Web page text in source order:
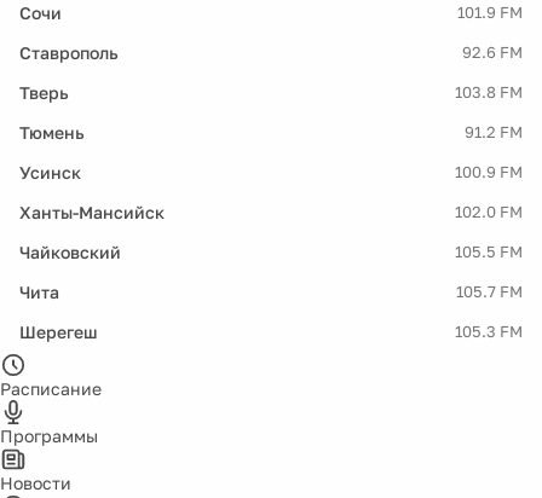
Сочи 101.9 FM
Ставрополь 92.6 FM
Тверь 103.8 FM
Тюмень 91.2 FM
Усинск 100.9 FM
Ханты-Мансийск 102.0 FM
Чайковский 105.5 FM
Чита 105.7 FM
Шерегеш 105.3 FM
Расписание
Программы
Новости